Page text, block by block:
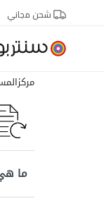
شحن مجاني
ما